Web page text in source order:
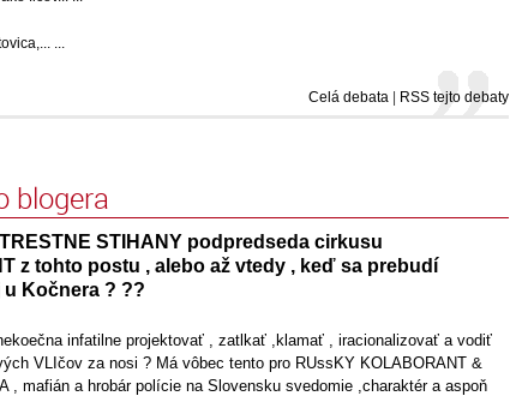
...
Celá debata | RSS tejto debaty
blogera
STIHANY podpredseda cirkusu
z tohto postu , alebo až vtedy , keď sa prebudí
Kočnera ? ??
infatilne projektovať , zatlkať ,klamať , iracionalizovať a vodiť
VLIčov za nosi ? Má vôbec tento pro RUssKY KOLABORANT &
, mafián a hrobár polície na Slovensku svedomie ,charaktér a aspoň